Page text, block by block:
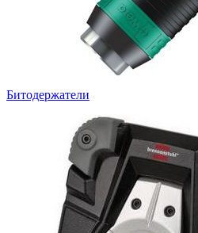
Битодержатели